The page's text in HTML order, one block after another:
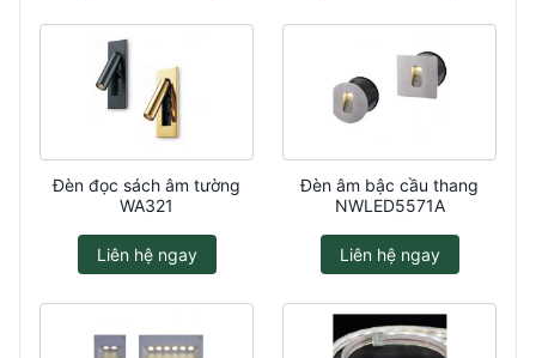
Đèn đọc sách âm tường
WA321
Liên hệ ngay
Đèn âm bậc cầu thang
NWLED5571A
Liên hệ ngay